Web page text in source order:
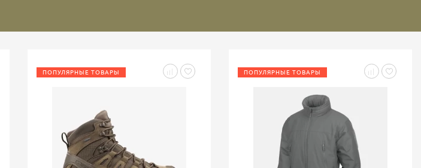
ПОПУЛЯРНЫЕ ТОВАРЫ ПОПУЛЯРНЫЕ ТОВАРЫ